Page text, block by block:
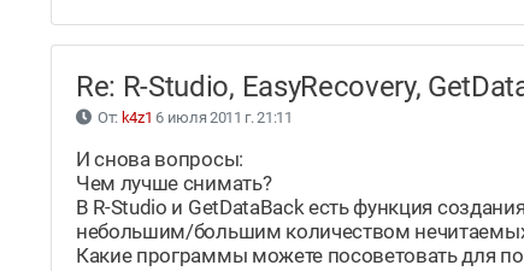
Re: R-Studio, EasyRecovery,
От: k4z1 6 июля 2011 г. 21:11
И снова вопросы:
Чем лучше снимать?
В R-Studio и GetDataBack есть функция
небольшим/большим количеством
Какие программы можете посоветовать для